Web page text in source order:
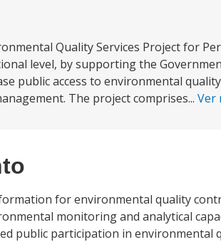
Quality Services Project for
level, by supporting the
public access to environmental
The project comprises... Ver
for environmental quality
monitoring and analytical
public participation in environmental